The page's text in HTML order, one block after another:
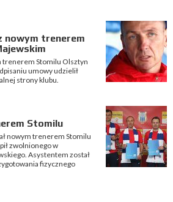
nowym trenerem
trenerem Stomilu Olsztyn
umowy udzielił
strony klubu.
Stomilu
nowym trenerem Stomilu
zwolnionego w
Asystentem został
fizycznego